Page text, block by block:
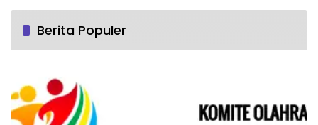
Berita Populer